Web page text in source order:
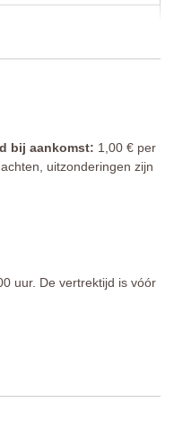
garderobe.
in de zomer vrij koel
bij aankomst: 1,00 € per
uitzonderingen zijn
uur. De vertrektijd is vóór
op het terrein